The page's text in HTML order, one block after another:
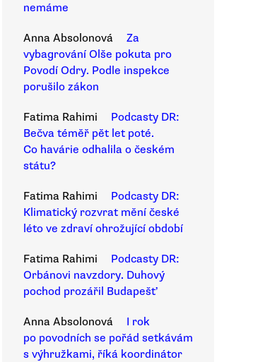
nemáme
Anna Absolonová
Za
vybagrování Olše pokuta pro
Povodí Odry. Podle inspekce
porušilo zákon
Fatima Rahimi
Podcasty DR:
Bečva téměř pět let poté.
Co havárie odhalila o českém
státu?
Fatima Rahimi
Podcasty DR:
Klimatický rozvrat mění české
léto ve zdraví ohrožující období
Fatima Rahimi
Podcasty DR:
Orbánovi navzdory. Duhový
pochod prozářil Budapešť
Anna Absolonová
I rok
po povodních se pořád setkávám
s výhružkami, říká koordinátor